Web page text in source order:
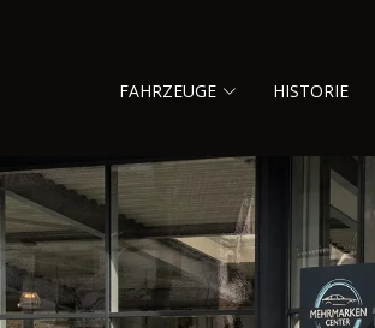
FAHRZEUGE HISTORIE